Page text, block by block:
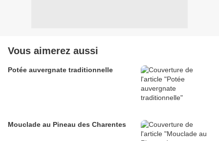
Vous aimerez aussi
Potée auvergnate traditionnelle
Mouclade au Pineau des Charentes